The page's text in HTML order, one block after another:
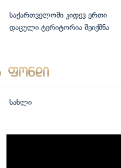
საქართველოში კიდევ ერთი
დაცული ტერიტორია შეიქმნა
სახლი